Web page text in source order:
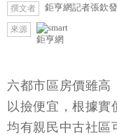
撰文者 鉅亨網記者張欽
來源
鉅亨網
六都市區房價雖高
以撿便宜，根據實
均有親民中古社區